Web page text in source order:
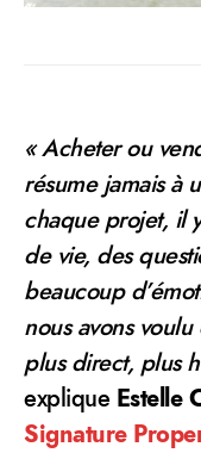
« Acheter ou
résume jamais à
chaque projet, il
de vie, des
beaucoup
nous avons
plus direct, plus
explique Estelle
Signature